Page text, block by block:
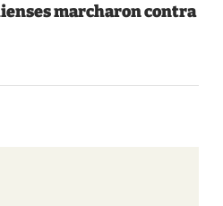
marcharon contra